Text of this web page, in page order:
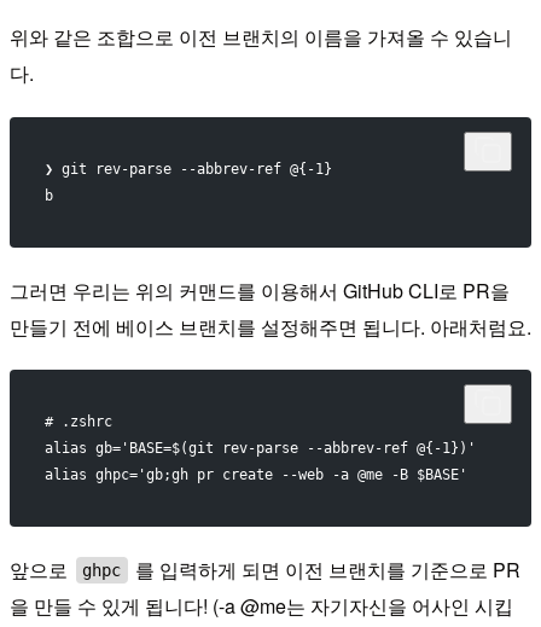
위와 같은 조합으로 이전 브랜치의 이름을 가져올 수 있습니
다.
❯ git rev-parse --abbrev-ref @{-1}
b
그러면 우리는 위의 커맨드를 이용해서 GitHub CLI로 PR을
만들기 전에 베이스 브랜치를 설정해주면 됩니다. 아래처럼요.
# .zshrc
alias gb='BASE=$(git rev-parse --abbrev-ref @{-1})'
alias ghpc='gb;gh pr create --web -a @me -B $BASE'
앞으로 ghpc
를 입력하게 되면 이전 브랜치를 기준으로 PR
을 만들 수 있게 됩니다! (-a @me는 자기자신을 어사인 시킵